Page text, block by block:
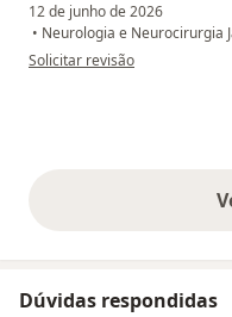
12 de junho de 2026
• Neurologia e Neurocirurgia
na opinião do utilizador Cintia
Solicitar revisão
Dúvidas respondidas